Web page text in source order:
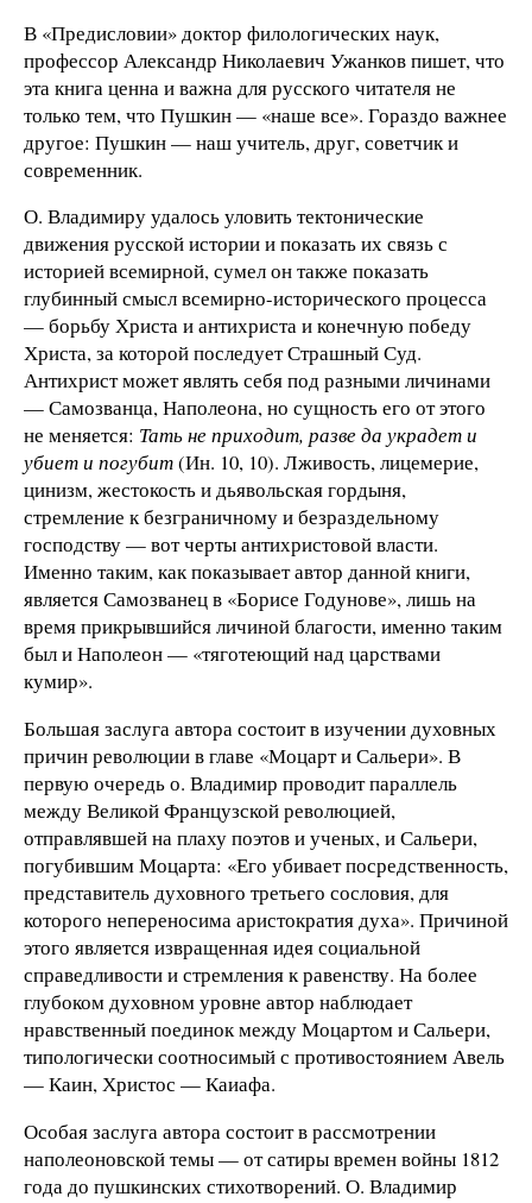
В «Предисловии» доктор филологических наук,
профессор Александр Николаевич Ужанков пишет, что
эта книга ценна и важна для русского читателя не
только тем, что Пушкин — «наше все». Гораздо важнее
другое: Пушкин — наш учитель, друг, советчик и
современник.
О. Владимиру удалось уловить тектонические
движения русской истории и показать их связь с
историей всемирной, сумел он также показать
глубинный смысл всемирно-исторического процесса
— борьбу Христа и антихриста и конечную победу
Христа, за которой последует Страшный Суд.
Антихрист может являть себя под разными личинами
— Самозванца, Наполеона, но сущность его от этого
не меняется: Тать не приходит, разве да украдет и
убиет и погубит(Ин. 10, 10). Лживость, лицемерие,
цинизм, жестокость и дьявольская гордыня,
стремление к безграничному и безраздельному
господству — вот черты антихристовой власти.
Именно таким, как показывает автор данной книги,
является Самозванец в «Борисе Годунове», лишь на
время прикрывшийся личиной благости, именно таким
был и Наполеон — «тяготеющий над царствами
кумир».
Большая заслуга автора состоит в изучении духовных
причин революции в главе «Моцарт и Сальери». В
первую очередь о. Владимир проводит параллель
между Великой Французской революцией,
отправлявшей на плаху поэтов и ученых, и Сальери,
погубившим Моцарта: «Его убивает посредственность,
представитель духовного третьего сословия, для
которого непереносима аристократия духа». Причиной
этого является извращенная идея социальной
справедливости и стремления к равенству. На более
глубоком духовном уровне автор наблюдает
нравственный поединок между Моцартом и Сальери,
типологически соотносимый с противостоянием Авель
— Каин, Христос — Каиафа.
Особая заслуга автора состоит в рассмотрении
наполеоновской темы — от сатиры времен войны 1812
года до пушкинских стихотворений. О. Владимир